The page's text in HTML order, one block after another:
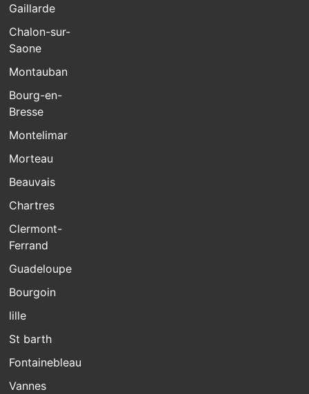
Gaillarde
Chalon-sur-
Saone
Montauban
Bourg-en-
Bresse
Montelimar
Morteau
Beauvais
Chartres
Clermont-
Ferrand
Guadeloupe
Bourgoin
lille
St barth
Fontainebleau
Vannes